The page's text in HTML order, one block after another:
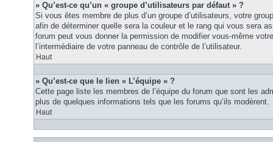
» Qu’est-ce qu’un « groupe d’utilisateurs par défaut » ?
Si vous êtes membre de plus d’un groupe d’utilisateurs, votre
afin de déterminer quelle sera la couleur et le rang qui vous sera
forum peut vous donner la permission de modifier vous-même
l’intermédiaire de votre panneau de contrôle de l’utilisateur.
Haut
» Qu’est-ce que le lien « L’équipe » ?
Cette page liste les membres de l’équipe du forum que sont les
plus de quelques informations tels que les forums qu’ils modèrent.
Haut